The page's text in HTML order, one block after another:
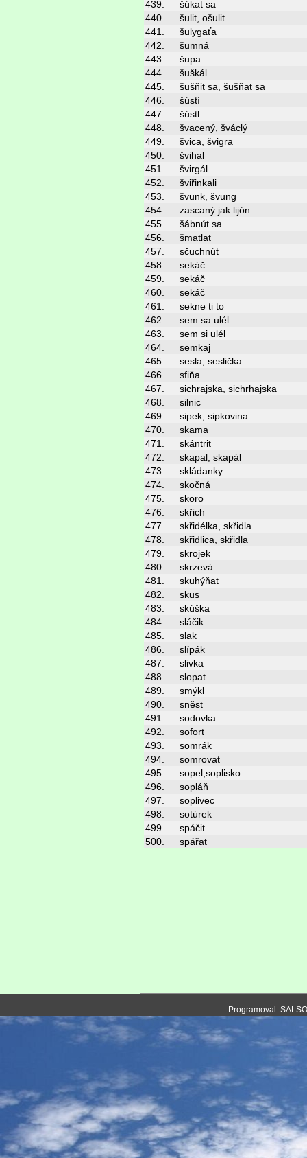
439.
šúkat sa
440.
šulit, ošulit
441.
šulygaťa
442.
šumná
443.
šupa
444.
šuškál
445.
šušňit sa, šušňat sa
446.
šústí
447.
šústl
448.
švacený, šváclý
449.
švica, švigra
450.
švihal
451.
švirgál
452.
šviřinkali
453.
švunk, švung
454.
zascaný jak lijón
455.
šábnút sa
456.
šmatlat
457.
sčuchnút
458.
sekáč
459.
sekáč
460.
sekáč
461.
sekne ti to
462.
sem sa ulél
463.
sem si ulél
464.
semkaj
465.
sesla, seslička
466.
sfiňa
467.
sichrajska, sichrhajska
468.
silnic
469.
sipek, sipkovina
470.
skama
471.
skántrit
472.
skapal, skapál
473.
skládanky
474.
skočná
475.
skoro
476.
skřich
477.
skřidélka, skřidla
478.
skřidlica, skřidla
479.
skrojek
480.
skrzevá
481.
skuhýňat
482.
skus
483.
skúška
484.
sláčik
485.
slak
486.
slípák
487.
slivka
488.
slopat
489.
smýkl
490.
sněst
491.
sodovka
492.
sofort
493.
somrák
494.
somrovat
495.
sopel,soplisko
496.
sopláň
497.
soplivec
498.
sotúrek
499.
spáčit
500.
spářat
Programoval: